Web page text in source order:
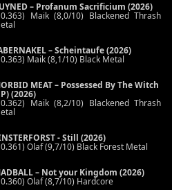
– Profanum Sacrificium (2026)
Maik (8,0/10) Blackened Thrash
– Scheintaufe (2026)
Maik (8,1/10) Black Metal
MEAT – Possessed By The Witch
(2026)
Maik (8,2/10) Blackened Thrash
- Still (2026)
Olaf (9,7/10) Black Forest Metal
– Not your Kingdom (2026)
Olaf (8,7/10) Hardcore